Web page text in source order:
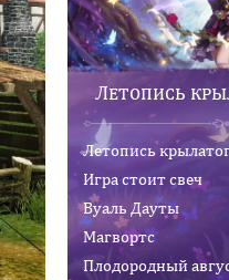
Летопись
Летопись
Игра стоит свеч
Вуаль Дауты
Магвортс
Плодородный